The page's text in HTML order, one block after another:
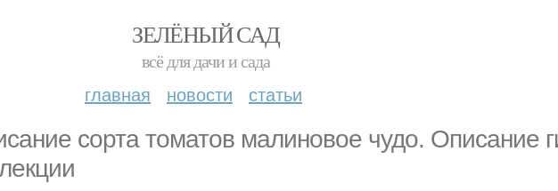
ЗЕЛЁНЫЙ САД
всё для дачи и сада
главная новости статьи
сорта томатов малиновое чудо. Описание